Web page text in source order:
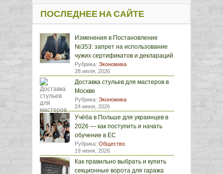
ПОСЛЕДНЕЕ НА САЙТЕ
Изменения в Постановление
№353: запрет на использование
чужих сертификатов и деклараций
Рубрика: Экономика
28 июля, 2026
Доставка стульев для мастеров в
Москве
Рубрика: Экономика
24 июня, 2026
Учёба в Польше для украинцев в
2026 — как поступить и начать
обучение в ЕС
Рубрика: Общество
19 июня, 2026
Как правильно выбрать и купить
секционные ворота для гаража